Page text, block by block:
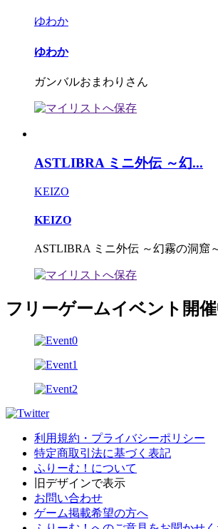
ゆわか
ゆわか
ガンバルおまわりさん
ASTLIBRA ミニ外伝 ～幻...
KEIZO
KEIZO
ASTLIBRA ミニ外伝 ～幻霧の洞窟
フリーゲームイベント開催
利用規約・プライバシーポリシー
特定商取引法に基づく表記
ふりーむ！について
旧デザインで表示
お問い合わせ
ゲーム掲載希望の方へ